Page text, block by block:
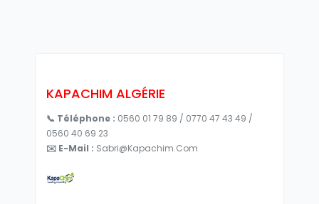
KAPACHIM ALGÉRIE
📞 Téléphone : 0560 01 79 89 / 0770 47 43 49 /
0560 40 69 23
✉️ E-Mail : Sabri@kapachim.com